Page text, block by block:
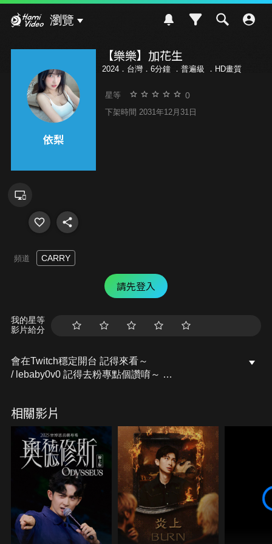
瀏覽
【樂樂】加花生
2024．台灣．6分鐘 ． 普遍級 ．HD畫質
星等 0
下架時間 2031年12月31日
頻道 CARRY
請先登入
我的星等
影片給分
會在Twitch穩定開台 記得來看～
/ lebaby0v0 記得去粉專點個讚唷～
/ lebaby0v0 Instagram：lebaby0v0
/ lebaby0v0 本頻道授權相關請洽詢：
littlefish@mesports.com.tw
若非此窗口授權，一律概不承認。
業務合作請洽：san710501@mesports.com.tw
相關影片